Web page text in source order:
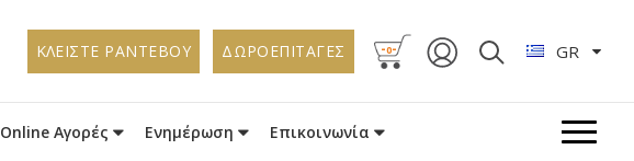
ΚΛΕΙΣΤΕ ΡΑΝΤΕΒΟΥ ΔΩΡΟΕΠΙΤΑΓΕΣ -0- GR
Online Αγορές Ενημέρωση Επικοινωνία